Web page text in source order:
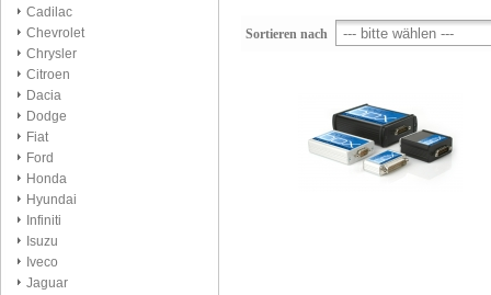
Sortieren nach
Cadilac
Chevrolet
Chrysler
Citroen
Dacia
Dodge
Fiat
Ford
Honda
Hyundai
Infiniti
Isuzu
Iveco
Jaguar